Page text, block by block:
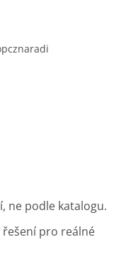
ne podle katalogu.
řešení pro reálné